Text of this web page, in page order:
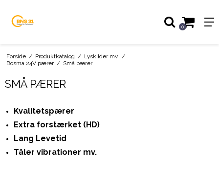
0
Forside / Produktkatalog / Lyskilder mv. /
Bosma 24V pærer / Små pærer
SMÅ PÆRER
Kvalitetspærer
Extra forstærket (HD)
Lang Levetid
Tåler vibrationer mv.